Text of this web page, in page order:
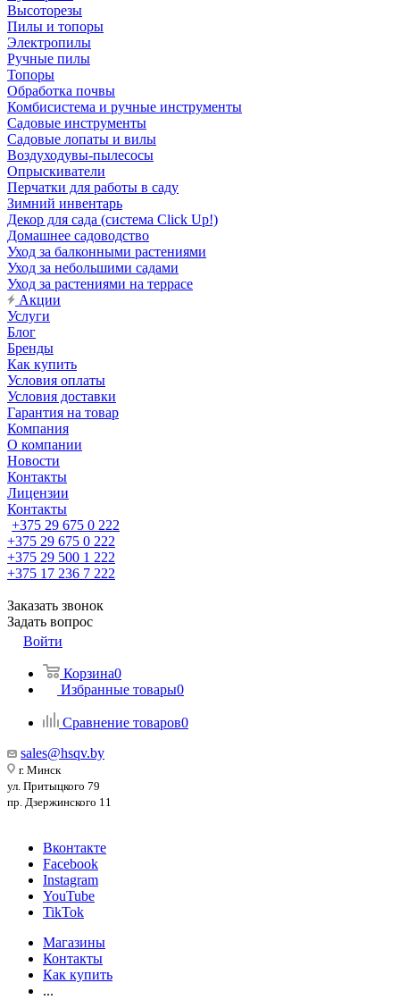
Высоторезы
Пилы и топоры
Электропилы
Ручные пилы
Топоры
Обработка почвы
Комбисистема и ручные инструменты
Садовые инструменты
Садовые лопаты и вилы
Воздуходувы-пылесосы
Опрыскиватели
Перчатки для работы в саду
Зимний инвентарь
Декор для сада (система Click Up!)
Домашнее садоводство
Уход за балконными растениями
Уход за небольшими садами
Уход за растениями на террасе
Акции
Услуги
Блог
Бренды
Как купить
Условия оплаты
Условия доставки
Гарантия на товар
Компания
О компании
Новости
Контакты
Лицензии
Контакты
+375 29 675 0 222
+375 29 675 0 222
+375 29 500 1 222
+375 17 236 7 222
Заказать звонок
Задать вопрос
Войти
Корзина0
Избранные товары0
Сравнение товаров0
sales@hsqv.by
г. Минск
ул. Притыцкого 79
пр. Дзержинского 11
Вконтакте
Facebook
Instagram
YouTube
TikTok
Магазины
Контакты
Как купить
...